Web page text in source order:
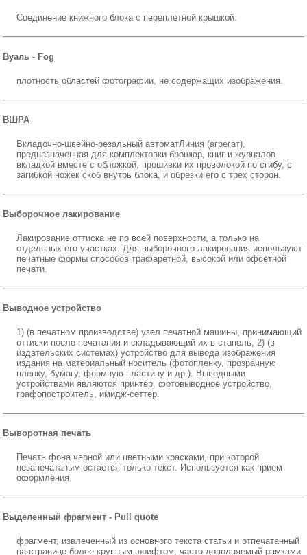
Соединение книжного блока с переплетной крышкой.
Вуаль - Fog
плотность областей фотографии, не содержащих изображения.
ВШРА
Вкладочно-швейно-резальный автоматЛиния (агрегат),
предназначенная для комплектовки брошюр, книг и журналов
вкладкой вместе с обложкой, прошивки их проволокой по сгибу, с
загибкой ножек скоб внутрь блока, и обрезки его с трех сторон.
Выборочное лакирование
Лакирование оттиска не по всей поверхности, а только на
отдельных его участках. Для выборочного лакирования используют
печатные формы способов трафаретной, высокой или офсетной
печати.
Выводное устройство
1) (в печатном производстве) узел печатной машины, принимающий
оттиски после печатания и складывающий их в стапель; 2) (в
издательских системах) устройство для вывода изображения
издания на материальный носитель (фотопленку, прозрачную
пленку, бумагу, формную пластину и др.). Выводными
устройствами являются принтер, фотовыводное устройство,
графопостроитель, имидж-сеттер.
Выворотная печать
Печать фона черной или цветными красками, при которой
незапечатаным остается только текст. Используется как прием
оформления.
Выделенный фрагмент - Pull quote
фрагмент, извлеченный из основного текста статьи и отпечатанный
на странице более крупным шрифтом, часто дополняемый рамками